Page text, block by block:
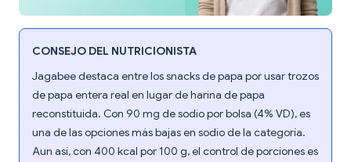
CONSEJO DEL NUTRICIONISTA
Jagabee destaca entre los snacks de papa por usar trozos
de papa entera real en lugar de harina de papa
reconstituida. Con 90 mg de sodio por bolsa (4% VD), es
una de las opciones más bajas en sodio de la categoría.
Aun así, con 400 kcal por 100 g, el control de porciones es